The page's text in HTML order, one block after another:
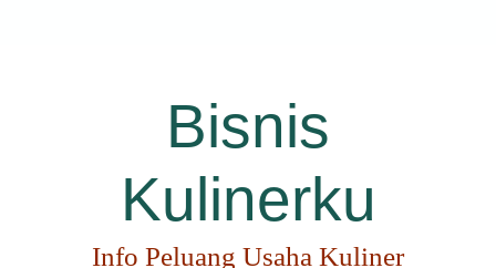
Bisnis
Kulinerku
Info Peluang Usaha Kuliner